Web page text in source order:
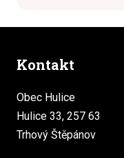
Kontakt
Obec Hulice
Hulice 33, 257 63
Trhový Štěpánov